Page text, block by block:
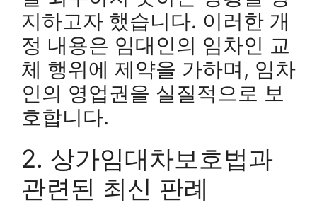
지하고자 했습니다. 이러한 개
정 내용은 임대인의 임차인 교
체 행위에 제약을 가하며, 임차
인의 영업권을 실질적으로 보
호합니다.
2. 상가임대차보호법과
관련된 최신 판례